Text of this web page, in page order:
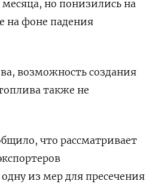
но понизились на
на фоне падения
возможность создания
также не
что рассматривает
из мер для пресечения